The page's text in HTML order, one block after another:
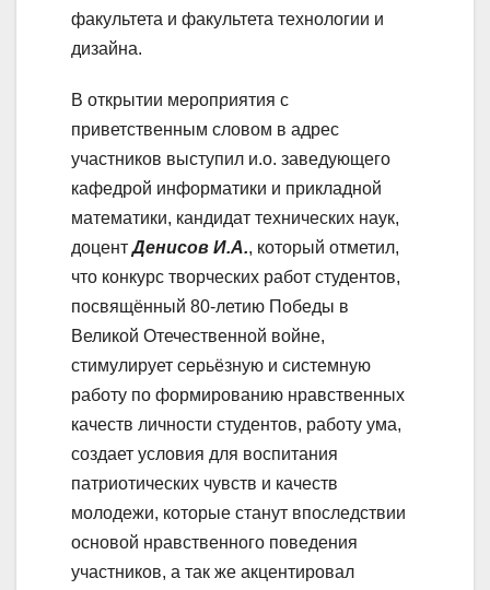
факультета и факультета технологии и
дизайна.
В открытии мероприятия с
приветственным словом в адрес
участников выступил и.о. заведующего
кафедрой информатики и прикладной
математики, кандидат технических наук,
доцентДенисов И.А., который отметил,
что конкурс творческих работ студентов,
посвящённый 80-летию Победы в
Великой Отечественной войне,
стимулирует серьёзную и системную
работу по формированию нравственных
качеств личности студентов, работу ума,
создает условия для воспитания
патриотических чувств и качеств
молодежи, которые станут впоследствии
основой нравственного поведения
участников, а так же акцентировал